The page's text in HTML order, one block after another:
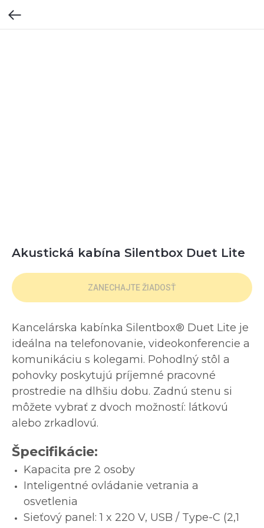
Akustická kabína Silentbox Duet Lite
ZANECHAJTE ŽIADOSŤ
Kancelárska kabínka Silentbox® Duet Lite je
ideálna na telefonovanie, videokonferencie a
komunikáciu s kolegami. Pohodlný stôl a
pohovky poskytujú príjemné pracovné
prostredie na dlhšiu dobu. Zadnú stenu si
môžete vybrať z dvoch možností: látkovú
alebo zrkadlovú.
Špecifikácie:
Kapacita pre 2 osoby
Inteligentné ovládanie vetrania a
osvetlenia
Sieťový panel: 1 x 220 V, USB / Type-C (2,1